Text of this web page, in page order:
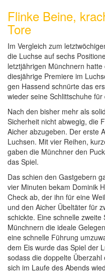
Flinke Beine,
Tore
Im Vergleich zum
die Luchse auf sechs
letztjährigen Münchnern
diesjährige Premiere im
gen Hassend schnürte das
wieder seine Schlittschuhe
Nach den bisher mehr als
Sicherheit nicht abwegig, die
Aicher abzugeben. Der erste
Luchsen. Mit vier Reihen,
gaben die Münchner den
das Spiel.
Das schien den Gastgebern
vier Minuten bekam Dominik
Check ab, der ihn für eine
und den Aicher Übeltäter für
schickte. Eine schnelle
Münchnern die ideale
eine schnelle Führung
dem Eis wurde das Spiel der
sodass die doppelte
sich im Laufe des Abends